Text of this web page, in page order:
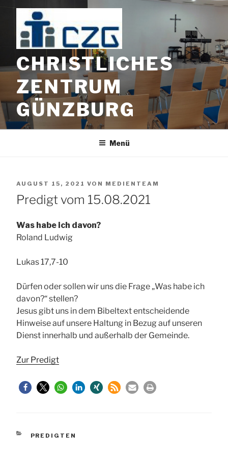
springen
CHRISTLICHES
ZENTRUM
GÜNZBURG
Menü
VERÖFFENTLICHT
AM
AUGUST 15, 2021 VON MEDIENTEAM
Predigt vom 15.08.2021
Was habe ich davon?
Roland Ludwig
Lukas 17,7-10
Dürfen oder sollen wir uns die Frage „Was habe ich
davon?“ stellen?
Jesus gibt uns in dem Bibeltext entscheidende
Hinweise auf unsere Haltung in Bezug auf unseren
Dienst innerhalb und außerhalb der Gemeinde.
Zur Predigt
KATEGORIEN
PREDIGTEN